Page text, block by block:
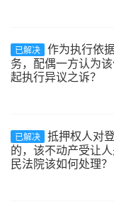
已解决 作为执行依
务，配偶一方认为
起执行异议之诉？
已解决 抵押权人对
的，该不动产受让
民法院该如何处理？